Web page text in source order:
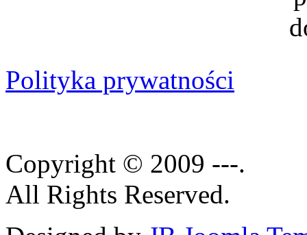
Polityka prywatności
Copyright © 2009 ---.
All Rights Reserved.